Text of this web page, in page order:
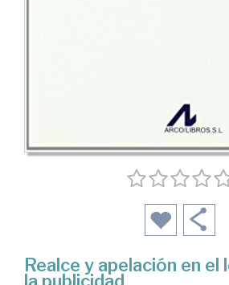
Realce y apelación en el